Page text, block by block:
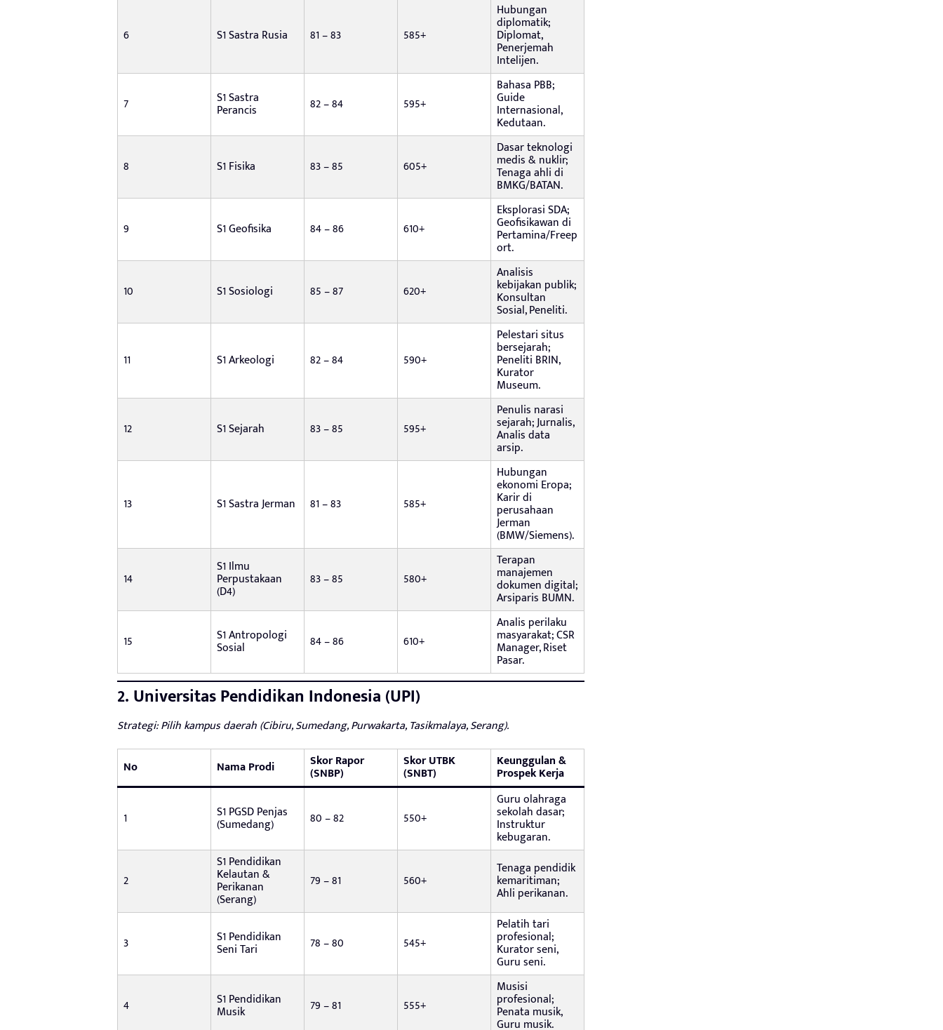
6 S1 Sastra Rusia 81 – 83 585+
Hubungan
diplomatik;
Diplomat,
Penerjemah
Intelijen.
7 S1 Sastra
Perancis 82 – 84 595+
Bahasa PBB;
Guide
Internasional,
Kedutaan.
8 S1 Fisika 83 – 85 605+
Dasar teknologi
medis & nuklir;
Tenaga ahli di
BMKG/BATAN.
9 S1 Geofisika 84 – 86 610+
Eksplorasi SDA;
Geofisikawan di
Pertamina/Freep
ort.
10 S1 Sosiologi 85 – 87 620+
Analisis
kebijakan publik;
Konsultan
Sosial, Peneliti.
11 S1 Arkeologi 82 – 84 590+
Pelestari situs
bersejarah;
Peneliti BRIN,
Kurator
Museum.
12 S1 Sejarah 83 – 85 595+
Penulis narasi
sejarah; Jurnalis,
Analis data
arsip.
13 S1 Sastra Jerman 81 – 83 585+
Hubungan
ekonomi Eropa;
Karir di
perusahaan
Jerman
(BMW/Siemens).
14
S1 Ilmu
Perpustakaan
(D4)
83 – 85 580+
Terapan
manajemen
dokumen digital;
Arsiparis BUMN.
15 S1 Antropologi
Sosial 84 – 86 610+
Analis perilaku
masyarakat; CSR
Manager, Riset
Pasar.
2. Universitas Pendidikan Indonesia (UPI)
Strategi: Pilih kampus daerah (Cibiru, Sumedang, Purwakarta, Tasikmalaya, Serang).
No Nama Prodi Skor Rapor
(SNBP)
Skor UTBK
(SNBT)
Keunggulan &
Prospek Kerja
1 S1 PGSD Penjas
(Sumedang) 80 – 82 550+
Guru olahraga
sekolah dasar;
Instruktur
kebugaran.
2
S1 Pendidikan
Kelautan &
Perikanan
(Serang)
79 – 81 560+
Tenaga pendidik
kemaritiman;
Ahli perikanan.
3 S1 Pendidikan
Seni Tari 78 – 80 545+
Pelatih tari
profesional;
Kurator seni,
Guru seni.
4 S1 Pendidikan
Musik 79 – 81 555+
Musisi
profesional;
Penata musik,
Guru musik.